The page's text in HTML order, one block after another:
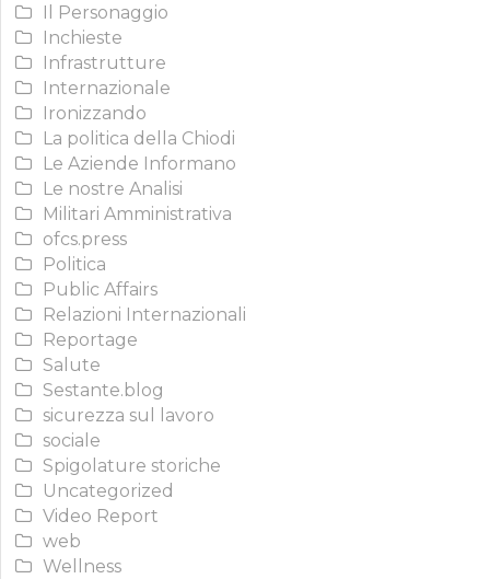
Il Personaggio
Inchieste
Infrastrutture
Internazionale
Ironizzando
La politica della Chiodi
Le Aziende Informano
Le nostre Analisi
Militari Amministrativa
ofcs.press
Politica
Public Affairs
Relazioni Internazionali
Reportage
Salute
Sestante.blog
sicurezza sul lavoro
sociale
Spigolature storiche
Uncategorized
Video Report
web
Wellness